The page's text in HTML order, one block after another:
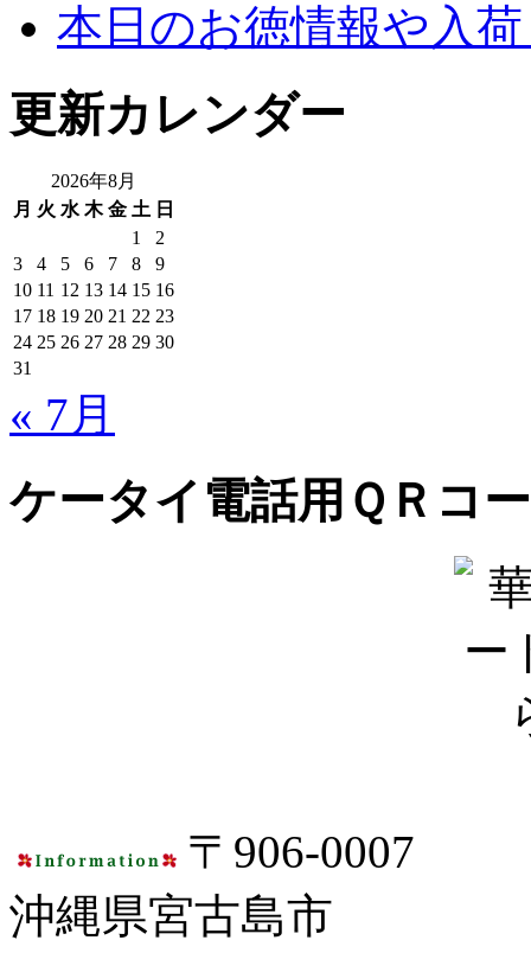
本日のお徳情報や入
更新カレンダー
2026年8月
月 火 水 木 金 土 日
1
2
3
4 5 6 7 8
9
10 11 12 13 14 15 16
17 18 19 20 21 22 23
24 25 26 27 28 29 30
31
« 7月
ケータイ電話用ＱＲコ
〒906-0007
沖縄県宮古島市